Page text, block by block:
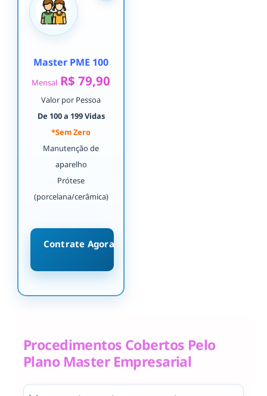
Master PME 100
Mensal R$ 79,90
Valor por Pessoa
De 100 a 199 Vidas
*Sem Zero
Manutenção de
aparelho
Prótese
(porcelana/cerâmica)
Contrate Agora
Procedimentos Cobertos Pelo
Plano Master Empresarial